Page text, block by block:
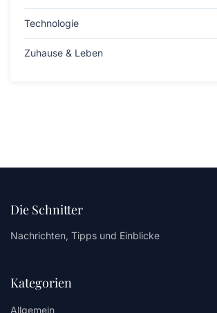
Technologie
Zuhause & Leben
Die Schnitter
Nachrichten, Tipps und Einblicke
Kategorien
Allgemein